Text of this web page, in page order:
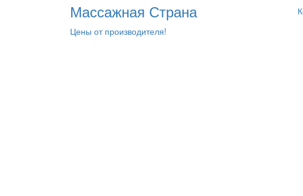
Массажная Страна
Цены от производителя!